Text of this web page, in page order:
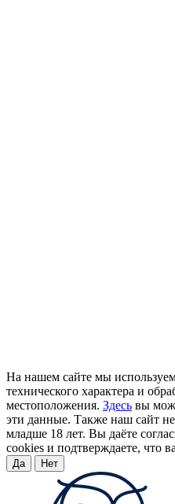
На нашем сайте мы
технического характера и
местоположения. Здесь вы
эти данные. Также наш сайт
младше 18 лет. Вы даёте
cookies и подтверждаете, что
Да Нет